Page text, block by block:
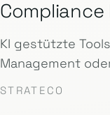
KI gestützte
Management
STRATECO